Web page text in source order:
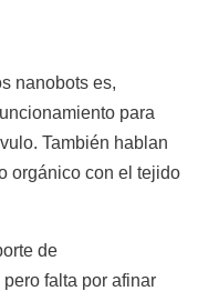
nanobots es,
para
También hablan
orgánico con el tejido
de
falta por afinar